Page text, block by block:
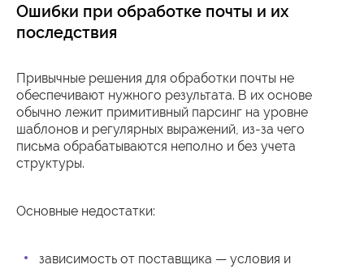
Ошибки при обработке почты и их
последствия
Привычные решения для обработки почты не
обеспечивают нужного результата. В их основе
обычно лежит примитивный парсинг на уровне
шаблонов и регулярных выражений, из-за чего
письма обрабатываются неполно и без учета
структуры.
Основные недостатки:
зависимость от поставщика — условия и